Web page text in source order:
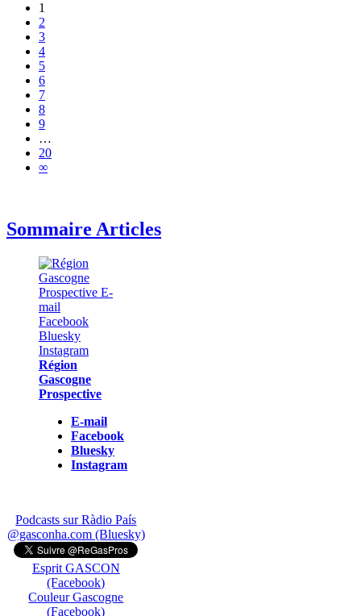
1
2
3
4
5
6
7
8
9
…
20
∞
Sommaire Articles
Région
Gascogne
Prospective
E-mail
Facebook
Bluesky
Instagram
Podcasts sur Ràdio País
@gasconha.com (Bluesky)
Esprit GASCON
(Facebook)
Couleur Gascogne
(Facebook)